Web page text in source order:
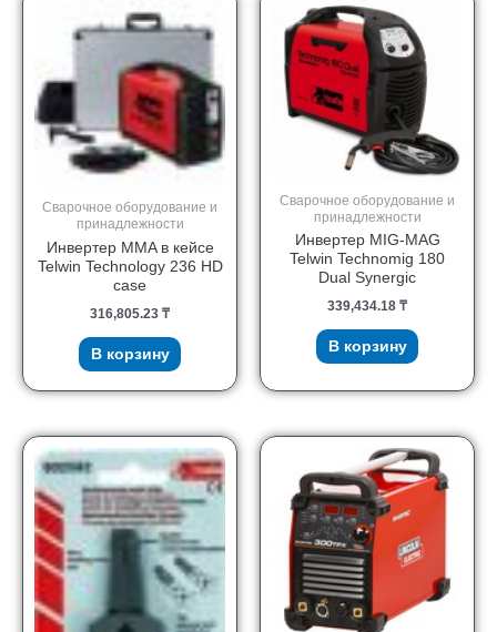
Сварочное оборудование и
принадлежности
Инвертер MMA в кейсе
Telwin Technology 236 HD
case
316,805.23 ₸
В корзину
Сварочное оборудование и
принадлежности
Инвертер MIG-MAG
Telwin Technomig 180
Dual Synergic
339,434.18 ₸
В корзину